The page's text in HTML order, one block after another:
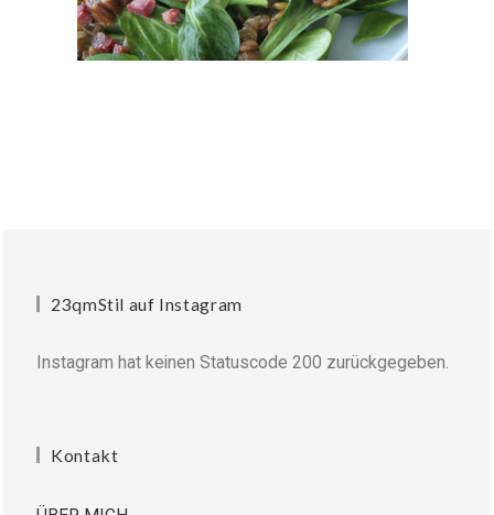
23qmStil auf Instagram
Instagram hat keinen Statuscode 200 zurückgegeben.
Kontakt